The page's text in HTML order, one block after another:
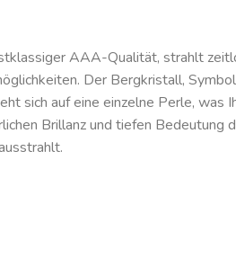
AAA-Qualität, strahlt
Der Bergkristall,
sich auf eine einzelne Perle, was
Brillanz und tiefen Bedeutung